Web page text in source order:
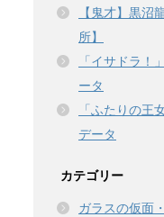
【鬼才】黒沼
所】
「イサドラ！
ータ
「ふたりの王
データ
カテゴリー
ガラスの仮面